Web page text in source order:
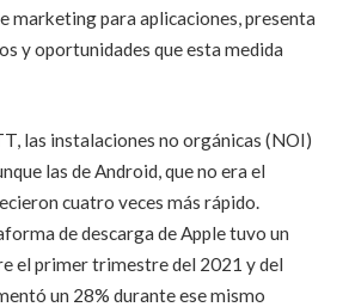
marketing para aplicaciones, presenta
y oportunidades que esta medida
las instalaciones no orgánicas (NOI)
las de Android, que no era el
cuatro veces más rápido.
de descarga de Apple tuvo un
el primer trimestre del 2021 y del
un 28% durante ese mismo